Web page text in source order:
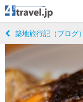
築地旅行記（ブログ